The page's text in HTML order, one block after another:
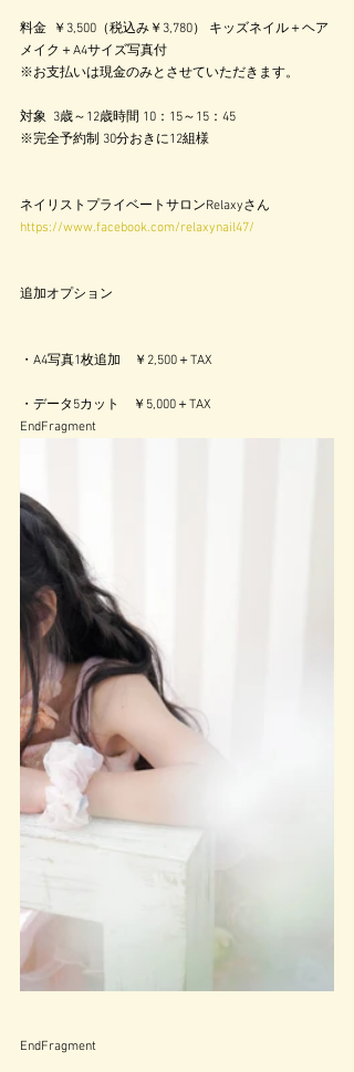
料金  ￥3,500（税込み￥3,780） キッズネイル＋ヘア
メイク＋A4サイズ写真付
※お支払いは現金のみとさせていただきます。
対象  3歳～12歳時間 10：15～15：45
※完全予約制 30分おきに12組様
ネイリストプライベートサロンRelaxyさん
https://www.facebook.com/relaxynail47/
追加オプション
・A4写真1枚追加　￥2,500＋TAX
・データ5カット　￥5,000＋TAX
EndFragment
EndFragment